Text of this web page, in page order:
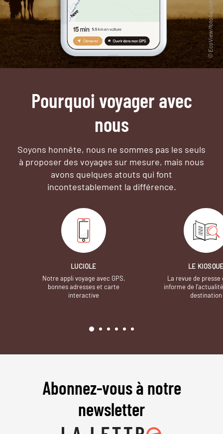
Pourquoi voyager avec
nous
Soyons honnête, nous ne sommes pas les seuls
à proposer des voyages sur mesure, mais nous
avons quelques atouts qui font
incontestablement la différence.
LUCIOLE
Notre appli voyage avec GPS,
bonnes adresses et carte
interactive
LE
La revue de presse
informe de
destination
Abonnez-vous à notre
newsletter